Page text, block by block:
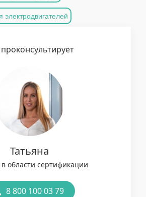
Татьяна
области сертификации
8 800 100 03 79